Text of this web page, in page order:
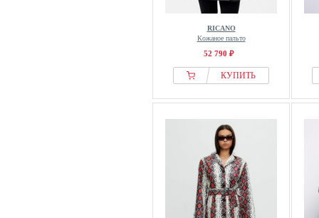
RICANO
Кожаное пальто
52 790 ₽
КУПИТЬ